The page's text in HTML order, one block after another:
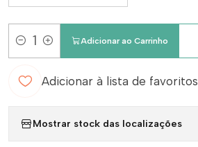
Quantidade
Adicionar ao Carrinho
Adicionar à lista de favoritos
Mostrar stock das localizações